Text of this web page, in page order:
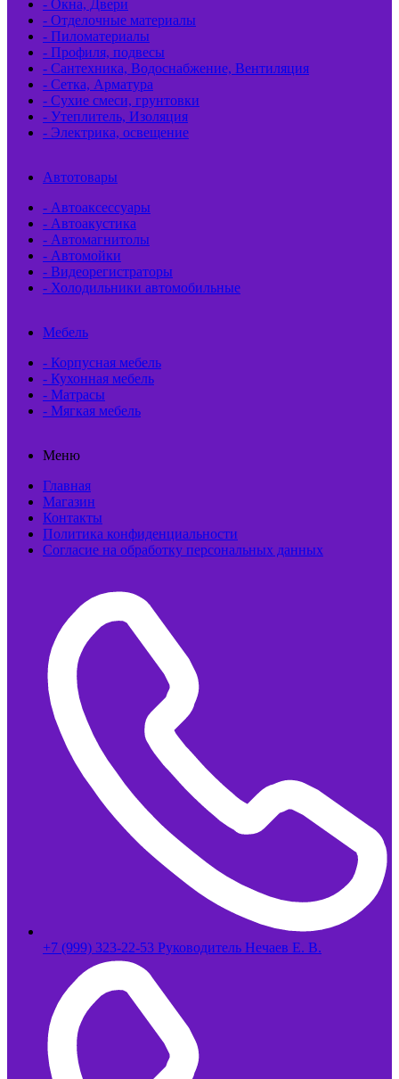
- Окна, Двери
- Отделочные материалы
- Пиломатериалы
- Профиля, подвесы
- Сантехника, Водоснабжение, Вентиляция
- Сетка, Арматура
- Сухие смеси, грунтовки
- Утеплитель, Изоляция
- Электрика, освещение
Автотовары
- Автоаксессуары
- Автоакустика
- Автомагнитолы
- Автомойки
- Видеорегистраторы
- Холодильники автомобильные
Мебель
- Корпусная мебель
- Кухонная мебель
- Матрасы
- Мягкая мебель
Меню
Главная
Магазин
Контакты
Политика конфиденциальности
Согласие на обработку персональных данных
+7 (999) 323-22-53 Руководитель Нечаев Е. В.